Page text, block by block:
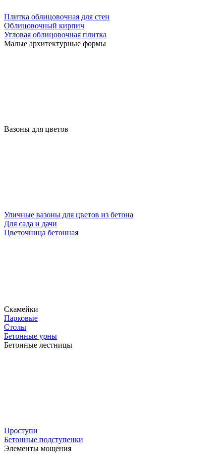
Плитка облицовочная для стен
Облицовочный кирпич
Угловая облицовочная плитка
Малые архитектурные формы
Вазоны для цветов
Уличные вазоны для цветов из бетона
Для сада и дачи
Цветочница бетонная
Скамейки
Парковые
Столы
Бетонные урны
Бетонные лестницы
Проступи
Бетонные подступенки
Элементы мощения